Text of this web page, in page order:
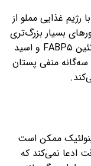
غذایی مملو از
بسیار بزرگ‌تری
بودند. نگران‌کننده‌تر اینکه، سطوح بالای پروتئین FABP۵ و اسید
سه‌گانه منفی پستان
ممکن است
ادعا نمی‌کند که